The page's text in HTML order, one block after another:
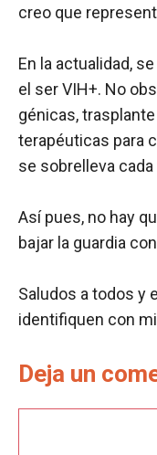
creo que
En la actualidad,
el ser VIH+. No
génicas,
terapéuticas para
se sobrelleva
Así pues, no hay
bajar la guardia
Saludos a todos y
identifiquen con
Deja un